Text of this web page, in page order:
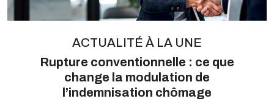
ACTUALITÉ À LA UNE
Rupture conventionnelle : ce que
change la modulation de
l’indemnisation chômage